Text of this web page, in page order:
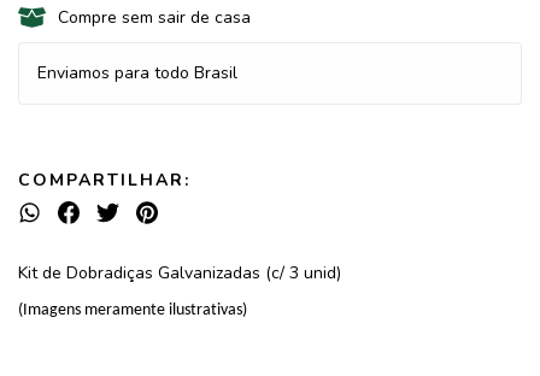
Compre sem sair de casa
Enviamos para todo Brasil
COMPARTILHAR:
Kit de Dobradiças Galvanizadas (c/ 3 unid)
(Imagens meramente ilustrativas)